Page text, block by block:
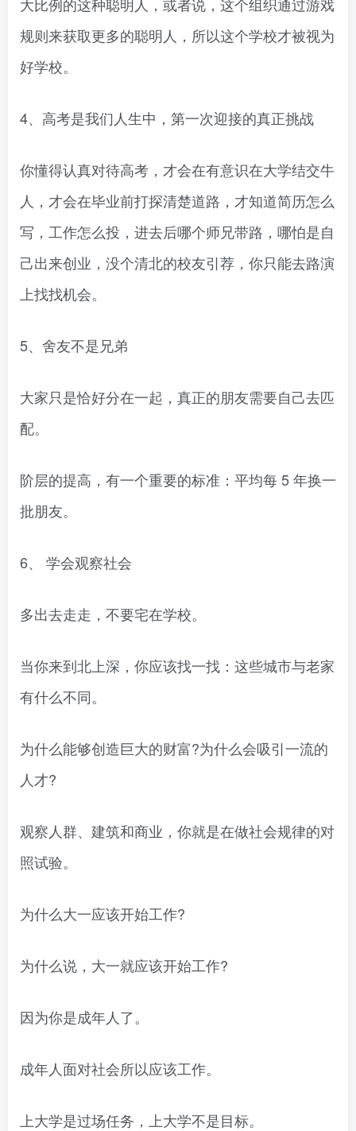
规则来获取更多的聪明人，所以这个学校才被视为
好学校。
4、高考是我们人生中，第一次迎接的真正挑战
你懂得认真对待高考，才会在有意识在大学结交牛
人，才会在毕业前打探清楚道路，才知道简历怎么
写，工作怎么投，进去后哪个师兄带路，哪怕是自
己出来创业，没个清北的校友引荐，你只能去路演
上找找机会。
5、舍友不是兄弟
大家只是恰好分在一起，真正的朋友需要自己去匹
配。
阶层的提高，有一个重要的标准：平均每 5 年换一
批朋友。
6、 学会观察社会
多出去走走，不要宅在学校。
当你来到北上深，你应该找一找：这些城市与老家
有什么不同。
为什么能够创造巨大的财富?为什么会吸引一流的
人才?
观察人群、建筑和商业，你就是在做社会规律的对
照试验。
为什么大一应该开始工作?
为什么说，大一就应该开始工作?
因为你是成年人了。
成年人面对社会所以应该工作。
上大学是过场任务，上大学不是目标。